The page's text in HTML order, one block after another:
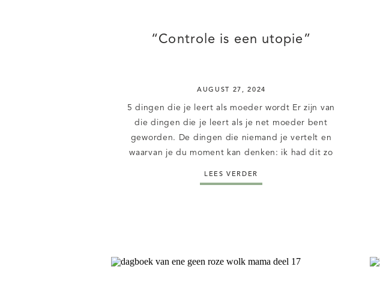
“Controle is een utopie”
AUGUST 27, 2024
5 dingen die je leert als moeder wordt Er zijn van
die dingen die je leert als je net moeder bent
geworden. De dingen die niemand je vertelt en
waarvan je du moment kan denken: ik had dit zo
grootste dingen die je leert als […]
LEES VERDER